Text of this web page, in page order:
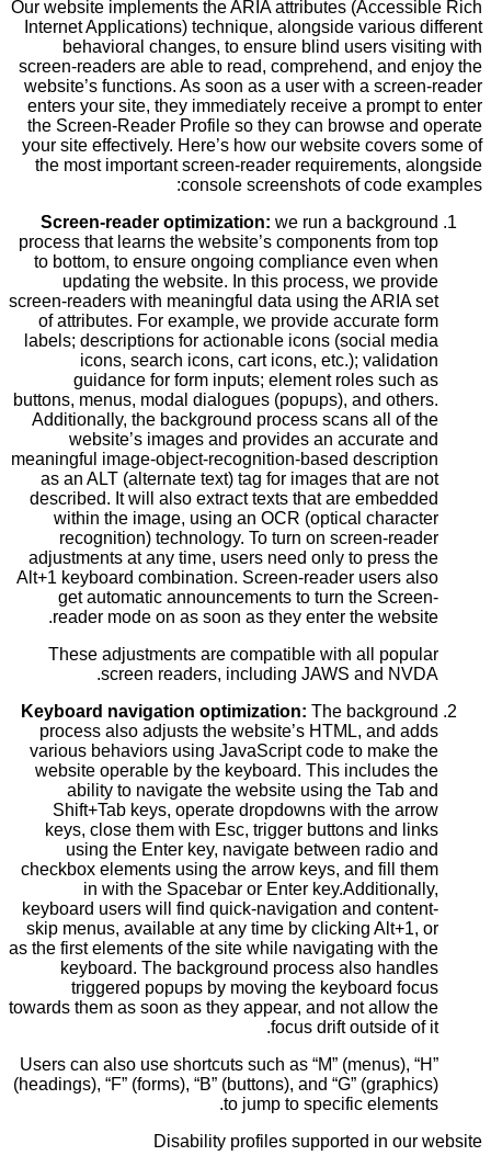
Our website implements the ARIA attributes (Accessible Rich
Internet Applications) technique, alongside various different
behavioral changes, to ensure blind users visiting with
screen-readers are able to read, comprehend, and enjoy the
website’s functions. As soon as a user with a screen-reader
enters your site, they immediately receive a prompt to enter
the Screen-Reader Profile so they can browse and operate
your site effectively. Here’s how our website covers some of
the most important screen-reader requirements, alongside
console screenshots of code examples:
Screen-reader optimization: we run a background
process that learns the website’s components from top
to bottom, to ensure ongoing compliance even when
updating the website. In this process, we provide
screen-readers with meaningful data using the ARIA set
of attributes. For example, we provide accurate form
labels; descriptions for actionable icons (social media
icons, search icons, cart icons, etc.); validation
guidance for form inputs; element roles such as
buttons, menus, modal dialogues (popups), and others.
Additionally, the background process scans all of the
website’s images and provides an accurate and
meaningful image-object-recognition-based description
as an ALT (alternate text) tag for images that are not
described. It will also extract texts that are embedded
within the image, using an OCR (optical character
recognition) technology. To turn on screen-reader
adjustments at any time, users need only to press the
Alt+1 keyboard combination. Screen-reader users also
get automatic announcements to turn the Screen-
reader mode on as soon as they enter the website.
These adjustments are compatible with all popular
screen readers, including JAWS and NVDA.
Keyboard navigation optimization: The background
process also adjusts the website’s HTML, and adds
various behaviors using JavaScript code to make the
website operable by the keyboard. This includes the
ability to navigate the website using the Tab and
Shift+Tab keys, operate dropdowns with the arrow
keys, close them with Esc, trigger buttons and links
using the Enter key, navigate between radio and
checkbox elements using the arrow keys, and fill them
in with the Spacebar or Enter key.Additionally,
keyboard users will find quick-navigation and content-
skip menus, available at any time by clicking Alt+1, or
as the first elements of the site while navigating with the
keyboard. The background process also handles
triggered popups by moving the keyboard focus
towards them as soon as they appear, and not allow the
focus drift outside of it.
Users can also use shortcuts such as “M” (menus), “H”
(headings), “F” (forms), “B” (buttons), and “G” (graphics)
to jump to specific elements.
Disability profiles supported in our website